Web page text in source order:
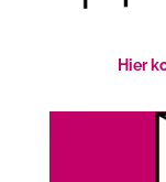
Hier